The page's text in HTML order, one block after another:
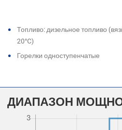
Топливо: дизельное топливо
20°C)
Горелки одноступенчатые
ДИАПАЗОН